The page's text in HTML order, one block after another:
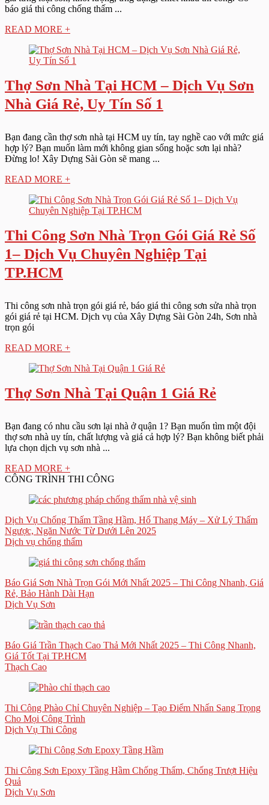
báo giá thi công chống thấm ...
READ MORE +
Thợ Sơn Nhà Tại HCM – Dịch Vụ Sơn
Nhà Giá Rẻ, Uy Tín Số 1
Bạn đang cần thợ sơn nhà tại HCM uy tín, tay nghề cao với mức giá
hợp lý? Bạn muốn làm mới không gian sống hoặc sơn lại nhà?
Đừng lo! Xây Dựng Sài Gòn sẽ mang ...
READ MORE +
Thi Công Sơn Nhà Trọn Gói Giá Rẻ Số
1– Dịch Vụ Chuyên Nghiệp Tại
TP.HCM
Thi công sơn nhà trọn gói giá rẻ, báo giá thi công sơn sửa nhà trọn
gói giá rẻ tại HCM. Dịch vụ của Xây Dựng Sài Gòn 24h, Sơn nhà
trọn gói
READ MORE +
Thợ Sơn Nhà Tại Quận 1 Giá Rẻ
Bạn đang có nhu cầu sơn lại nhà ở quận 1? Bạn muốn tìm một đội
thợ sơn nhà uy tín, chất lượng và giá cả hợp lý? Bạn không biết phải
lựa chọn dịch vụ sơn nhà ...
READ MORE +
CÔNG TRÌNH THI CÔNG
Dịch Vụ Chống Thấm Tầng Hầm, Hố Thang Máy – Xử Lý Thấm
Ngược, Ngăn Nước Từ Dưới Lên 2025
Dịch vụ chống thấm
Báo Giá Sơn Nhà Trọn Gói Mới Nhất 2025 – Thi Công Nhanh, Giá
Rẻ, Bảo Hành Dài Hạn
Dịch Vụ Sơn
Báo Giá Trần Thạch Cao Thả Mới Nhất 2025 – Thi Công Nhanh,
Giá Tốt Tại TP.HCM
Thạch Cao
Thi Công Phào Chỉ Chuyên Nghiệp – Tạo Điểm Nhấn Sang Trọng
Cho Mọi Công Trình
Dịch Vụ Thi Công
Thi Công Sơn Epoxy Tầng Hầm Chống Thấm, Chống Trượt Hiệu
Quả
Dịch Vụ Sơn